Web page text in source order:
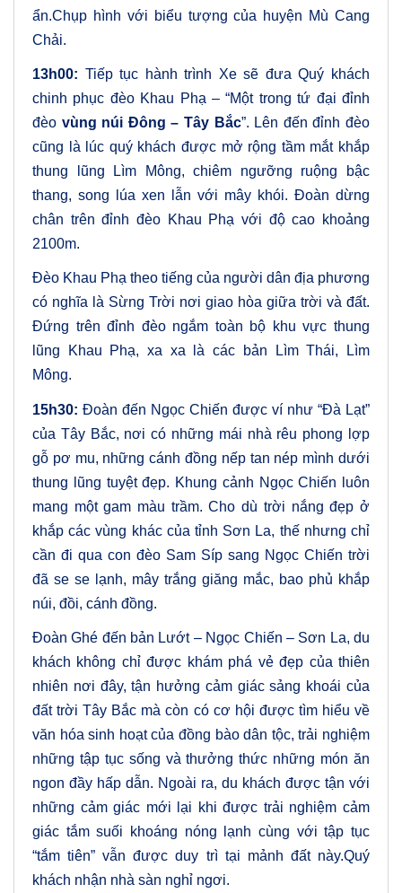
ẩn.Chụp hình với biểu tượng của huyện Mù Cang
Chải.
13h00: Tiếp tục hành trình Xe sẽ đưa Quý khách
chinh phục đèo Khau Phạ – “Một trong tứ đại đỉnh
đèo vùng núi Đông – Tây Bắc”. Lên đến đỉnh đèo
cũng là lúc quý khách được mở rộng tầm mắt khắp
thung lũng Lìm Mông, chiêm ngưỡng ruộng bậc
thang, song lúa xen lẫn với mây khói. Đoàn dừng
chân trên đỉnh đèo Khau Phạ với độ cao khoảng
2100m.
Đèo Khau Phạ theo tiếng của người dân địa phương
có nghĩa là Sừng Trời nơi giao hòa giữa trời và đất.
Đứng trên đỉnh đèo ngắm toàn bộ khu vực thung
lũng Khau Phạ, xa xa là các bản Lìm Thái, Lìm
Mông.
15h30: Đoàn đến Ngọc Chiến được ví như “Đà Lạt”
của Tây Bắc, nơi có những mái nhà rêu phong lợp
gỗ pơ mu, những cánh đồng nếp tan nép mình dưới
thung lũng tuyệt đẹp. Khung cảnh Ngọc Chiến luôn
mang một gam màu trầm. Cho dù trời nắng đẹp ở
khắp các vùng khác của tỉnh Sơn La, thế nhưng chỉ
cần đi qua con đèo Sam Síp sang Ngọc Chiến trời
đã se se lạnh, mây trắng giăng mắc, bao phủ khắp
núi, đồi, cánh đồng.
Đoàn Ghé đến bản Lướt – Ngọc Chiến – Sơn La, du
khách không chỉ được khám phá vẻ đẹp của thiên
nhiên nơi đây, tận hưởng cảm giác sảng khoái của
đất trời Tây Bắc mà còn có cơ hội được tìm hiểu về
văn hóa sinh hoạt của đồng bào dân tộc, trải nghiệm
những tập tục sống và thưởng thức những món ăn
ngon đầy hấp dẫn. Ngoài ra, du khách được tận với
những cảm giác mới lại khi được trải nghiệm cảm
giác tắm suối khoáng nóng lạnh cùng với tập tục
“tắm tiên” vẫn được duy trì tại mảnh đất này.Quý
khách nhận nhà sàn nghỉ ngơi.